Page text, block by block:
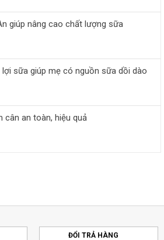
giúp nâng cao chất lượng sữa
sữa giúp mẹ có nguồn sữa dồi dào
cân an toàn, hiệu quả
ĐỔI TRẢ HÀNG